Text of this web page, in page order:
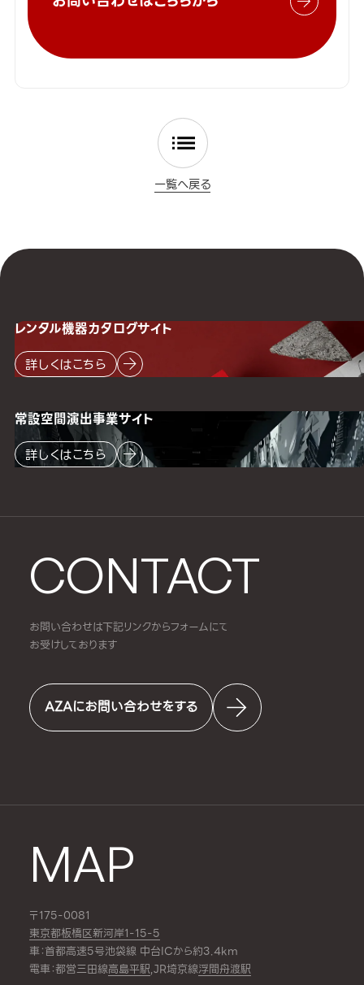
一覧へ戻る
CONTACT
お問い合わせは下記リンクからフォームにて
お受けしております
AZAにお問い合わせをする
MAP
〒175-0081
東京都板橋区新河岸1-15-5
車：首都高速5号池袋線 中台ICから約3.4km
電車：都営三田線高島平駅,JR埼京線浮間舟渡駅
レンタル機器カタログサイト
詳しくはこちら
常設空間演出事業サイト
詳しくはこちら